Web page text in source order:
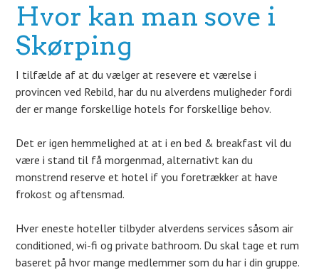
Hvor kan man sove i
Skørping
I tilfælde af at du vælger at resevere et værelse i
provincen ved Rebild, har du nu alverdens muligheder fordi
der er mange forskellige hotels for forskellige behov.
Det er igen hemmelighed at at i en bed & breakfast vil du
være i stand til få morgenmad, alternativt kan du
monstrend reserve et hotel if you foretrækker at have
frokost og aftensmad.
Hver eneste hoteller tilbyder alverdens services såsom air
conditioned, wi-fi og private bathroom. Du skal tage et rum
baseret på hvor mange medlemmer som du har i din gruppe.